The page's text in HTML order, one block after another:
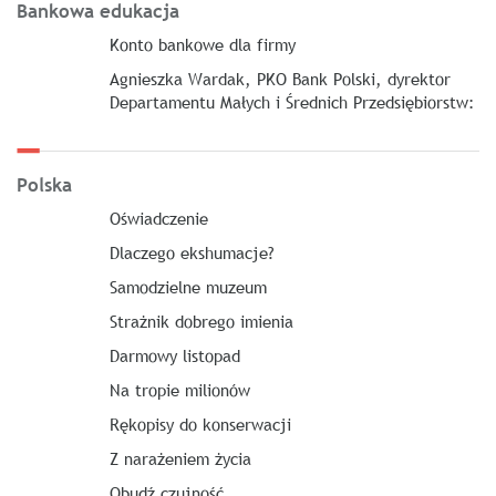
Bankowa edukacja
Konto bankowe dla firmy
Agnieszka Wardak, PKO Bank Polski, dyrektor
Departamentu Małych i Średnich Przedsiębiorstw:
Polska
Oświadczenie
Dlaczego ekshumacje?
Samodzielne muzeum
Strażnik dobrego imienia
Darmowy listopad
Na tropie milionów
Rękopisy do konserwacji
Z narażeniem życia